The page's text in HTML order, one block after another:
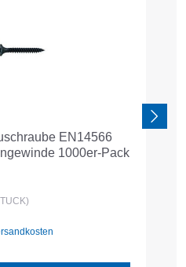
EN14566
1000er-Pack